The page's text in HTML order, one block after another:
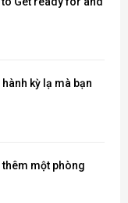
kỳ lạ mà bạn
thêm một phòng